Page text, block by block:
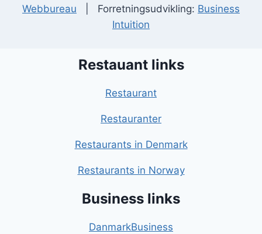
Webbureau | Forretningsudvikling: Business
Intuition
Restauant links
Restaurant
Restauranter
Restaurants in Denmark
Restaurants in Norway
Business links
DanmarkBusiness